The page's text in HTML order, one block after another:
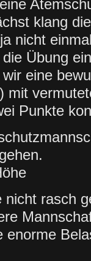
klang
nicht
Übung
eine
mit
Punkte
nicht rasch